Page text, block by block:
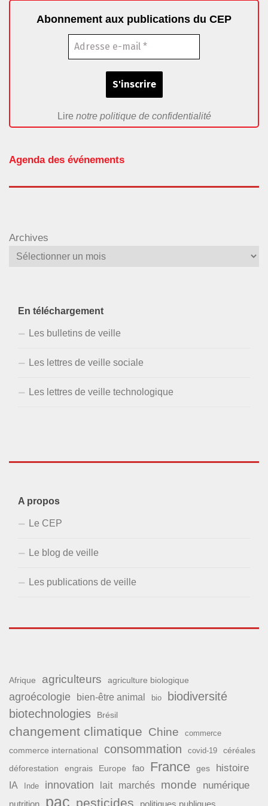
Abonnement aux publications du CEP
Lire notre politique de confidentialité
Agenda des événements
Archives
En téléchargement
Les bulletins de veille
Les lettres de veille sociale
Les lettres de veille technologique
A propos
Le CEP
Le blog de veille
Les publications de veille
Afrique agriculteurs agriculture biologique
agroécologie bien-être animal bio
biodiversité
biotechnologies
Brésil
changement climatique Chine commerce
commerce international consommation covid-19 céréales
déforestation engrais Europe fao France ges histoire
IA Inde innovation lait marchés monde numérique
pac pesticides